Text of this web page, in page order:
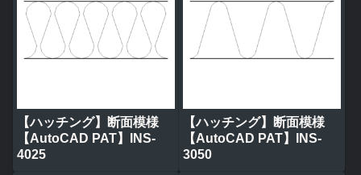
【ハッチング】断面模様
【AutoCAD PAT】INS-
4025
【ハッチング】断面模様
【AutoCAD PAT】INS-
3050